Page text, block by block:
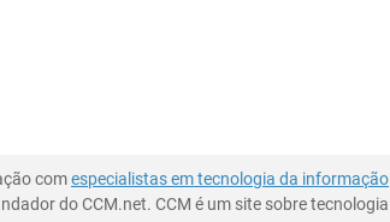
comespecialistas em tecnologia da informação
do CCM.net. CCM é um site sobre tecnologia